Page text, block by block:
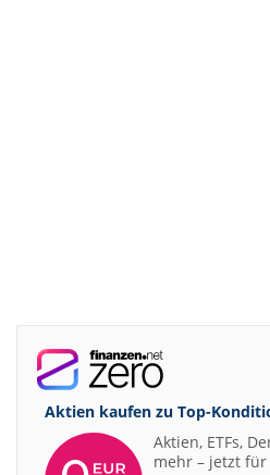
06:59
Diageo Neutral
06:58
RATIONAL Buy
Henkel vz. Neutral
06:52
Merck Buy
Aktien kaufen zu Top-
Aktien, ETFs,
mehr – jetzt für